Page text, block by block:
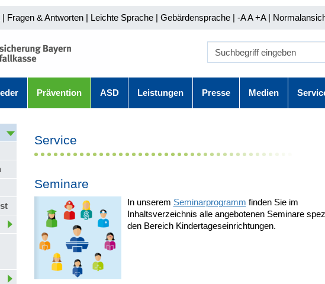
| Fragen & Antworten | Leichte Sprache | Gebärdensprache | -A A+A |
Prävention ASD Leistungen Presse Medien
Service
Seminare
In unserem Seminarprogramm finden Sie im
Inhaltsverzeichnis alle angebotenen Seminare
den Bereich Kindertageseinrichtungen.